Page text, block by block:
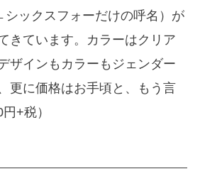
シックスフォーだけの呼名）が
きています。カラーはクリア
ザインもカラーもジェンダー
更に価格はお手頃と、もう言
+税）